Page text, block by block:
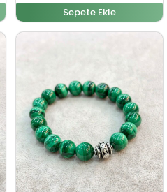
Sepete Ekle
₺1.577,00. Orijinal fiyat:Şu andaki